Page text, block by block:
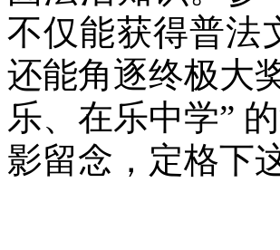
不仅能获得普法
还能角逐终极大
乐、在乐中学”
影留念，定格下